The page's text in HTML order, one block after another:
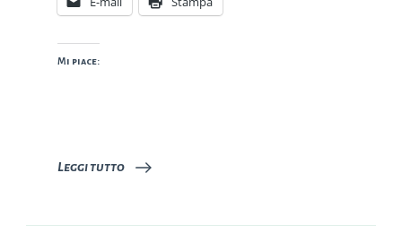
Mi piace:
Leggi tutto